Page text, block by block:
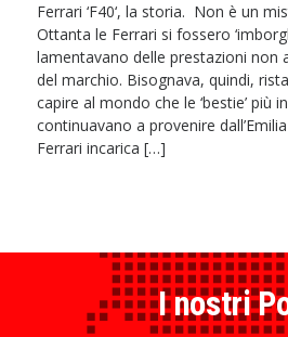
Ferrari ‘F40‘, la storia. Non è un
Ottanta le Ferrari si fossero
lamentavano delle prestazioni non
del marchio. Bisognava, quindi,
capire al mondo che le ‘bestie’ più
continuavano a provenire
Ferrari incarica […]
I nostri